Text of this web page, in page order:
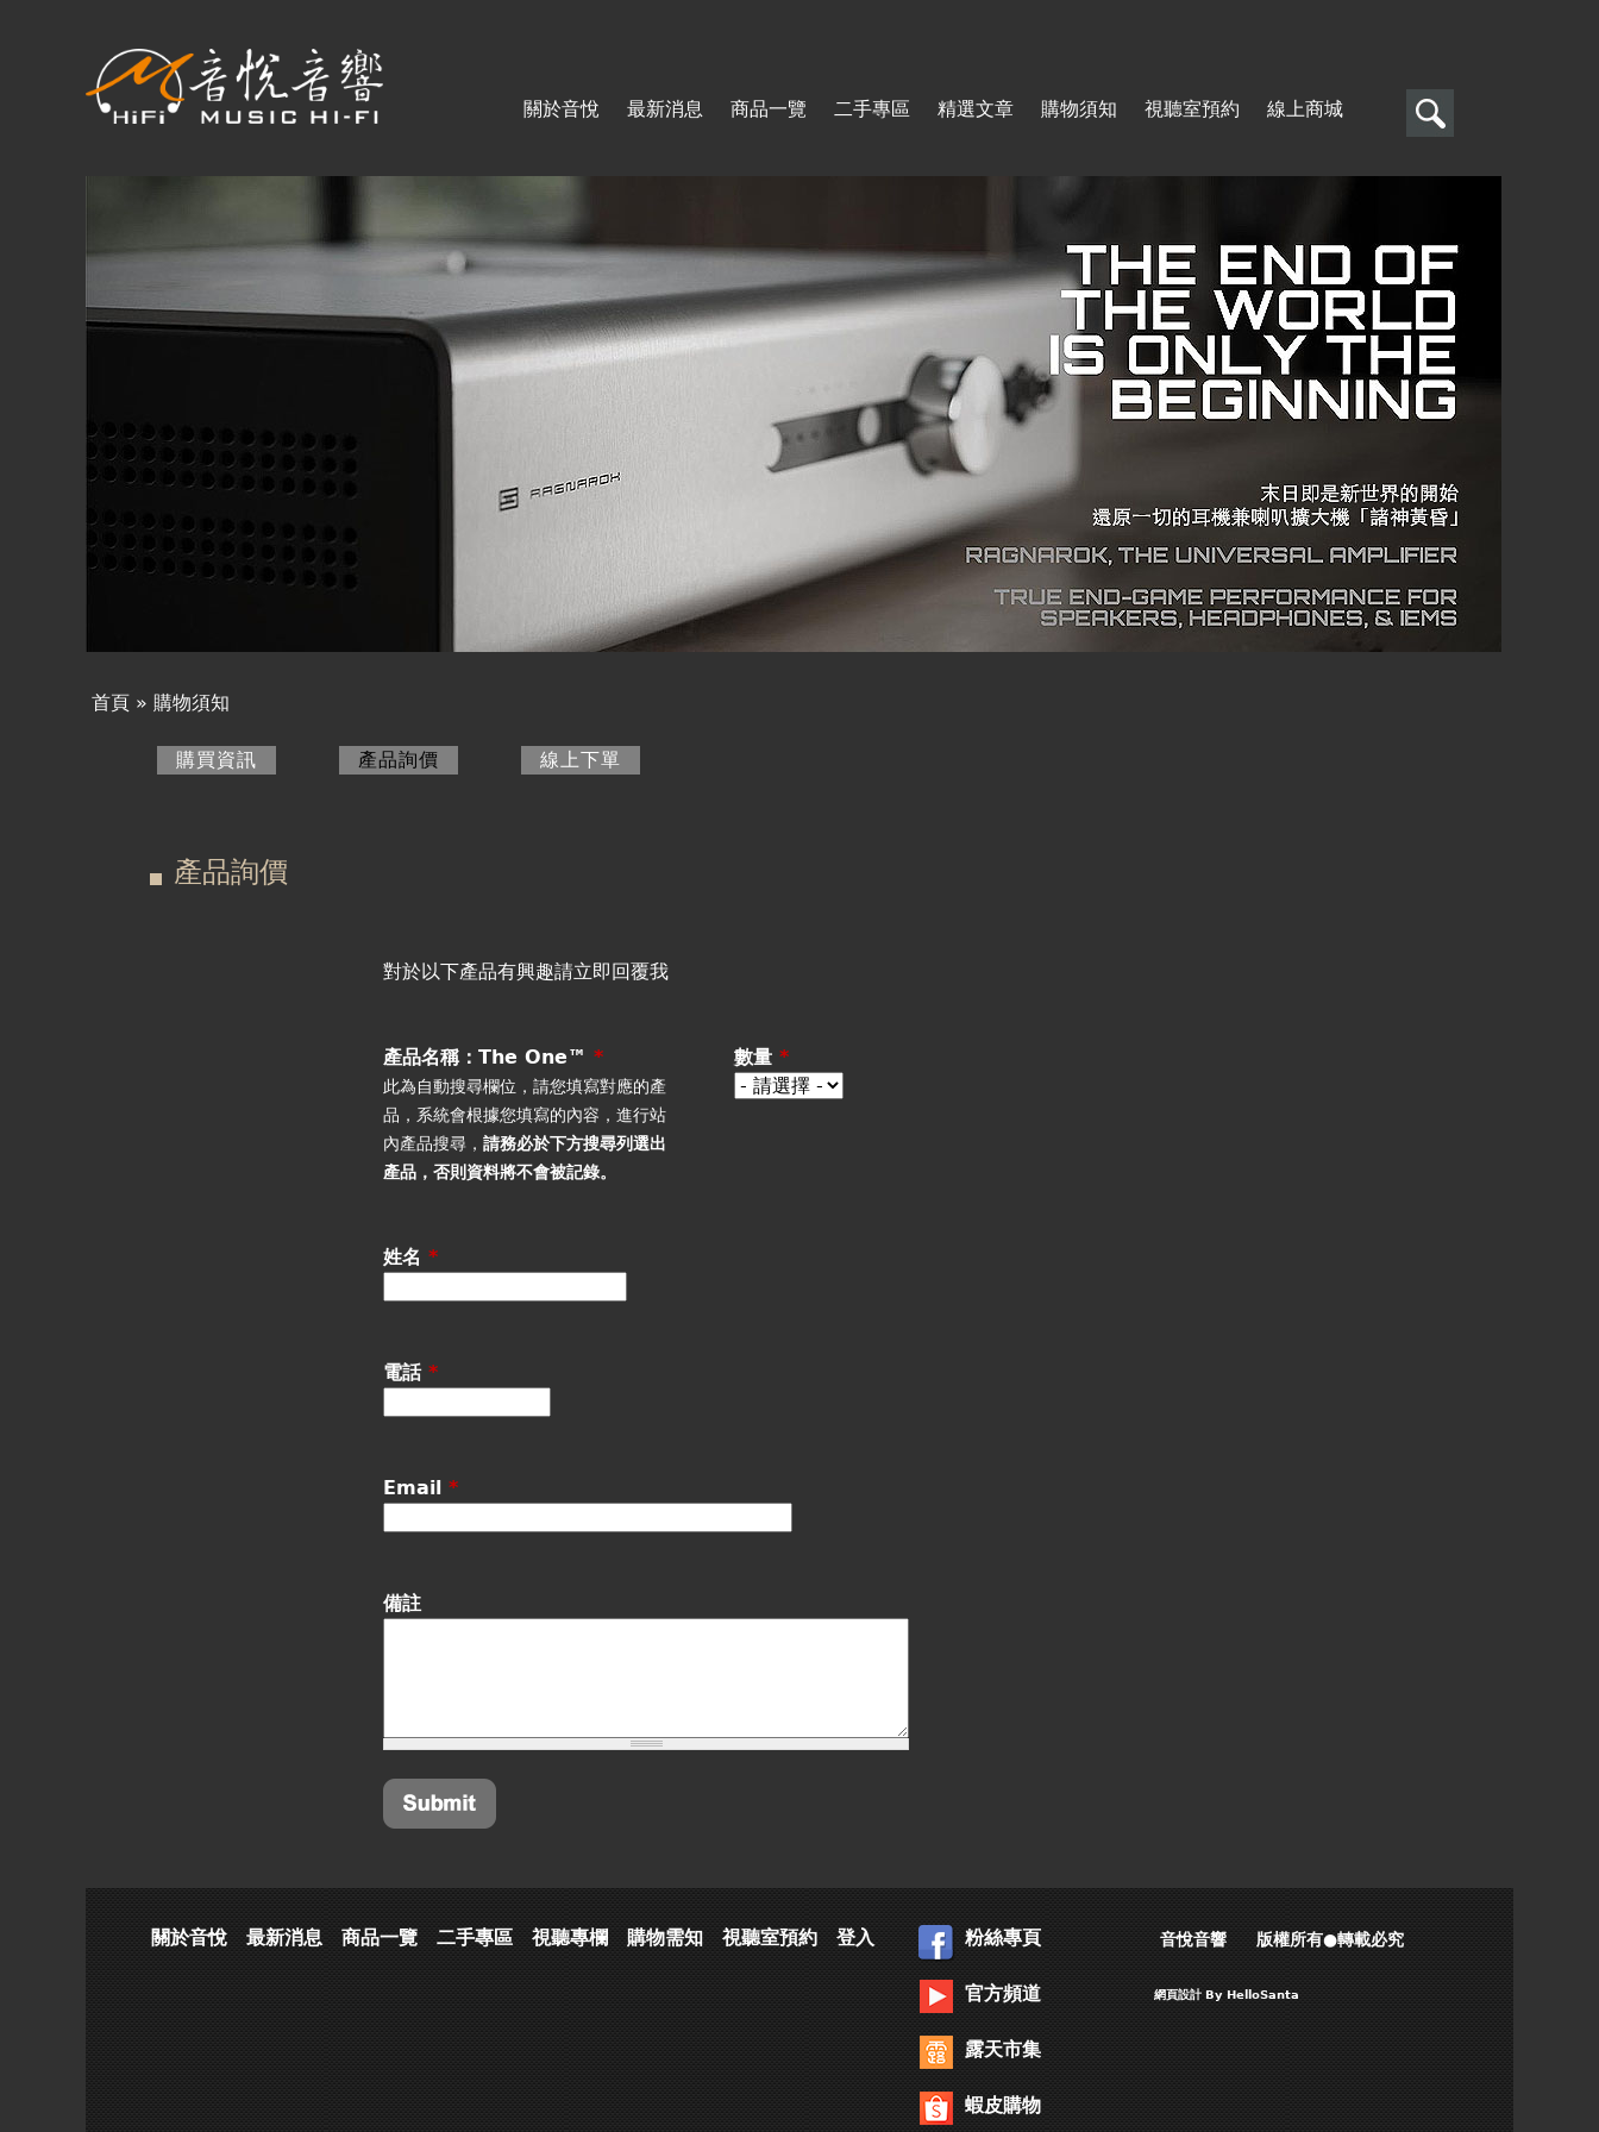
關於音悅 最新消息 商品一覽 二手專區 精選文章 購物須知 視聽室預約 線上商城
搜
表
單
搜
尋
商品一覽
二手專區
產品詢價
視聽室預約
首頁 » 購物須知
購買資訊 產品詢價 (作用中頁籤)線上下單
產品詢價
對於以下產品有興趣請立即回覆我
產品名稱：The One™*
此為自動搜尋欄位，請您填寫對應的產
品，系統會根據您填寫的內容，進行站
內產品搜尋，請務必於下方搜尋列選出
產品 ，否則資料將不會被記錄。
數量 *
姓名*
電話*
Email*
備註
關於音悅 最新消息 商品一覽 二手專區 視聽專欄 購物需知 視聽室預約 登入 粉絲專頁
官方頻道
露天市集
蝦皮購物
音悅音響 版權所有●轉載必究
網頁設計By HelloSanta